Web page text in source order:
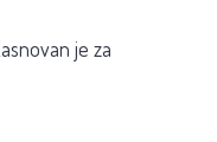
je za